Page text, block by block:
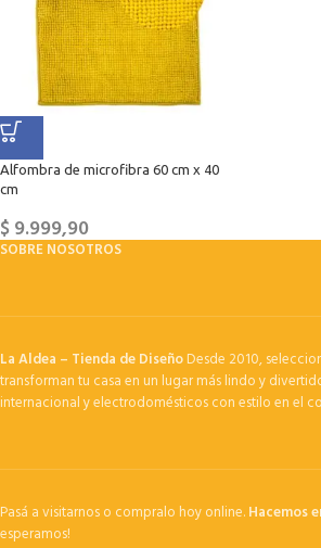
Alfombra de microfibra 60 cm x 40
cm
$9.999,90
SOBRE NOSOTROS
La Aldea – Tienda de DiseñoDesde 2010,
transforman tu casa en un lugar más lindo y
internacional y electrodomésticos con estilo en el
Pasá a visitarnos o compralo hoy online.Hacemos
esperamos!